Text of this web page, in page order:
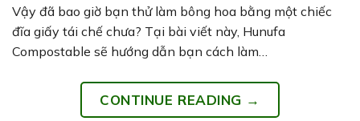
Vậy đã bao giờ bạn thử làm bông hoa bằng một chiếc
đĩa giấy tái chế chưa? Tại bài viết này, Hunufa
Compostable sẽ hướng dẫn bạn cách làm…
CONTINUE READING →